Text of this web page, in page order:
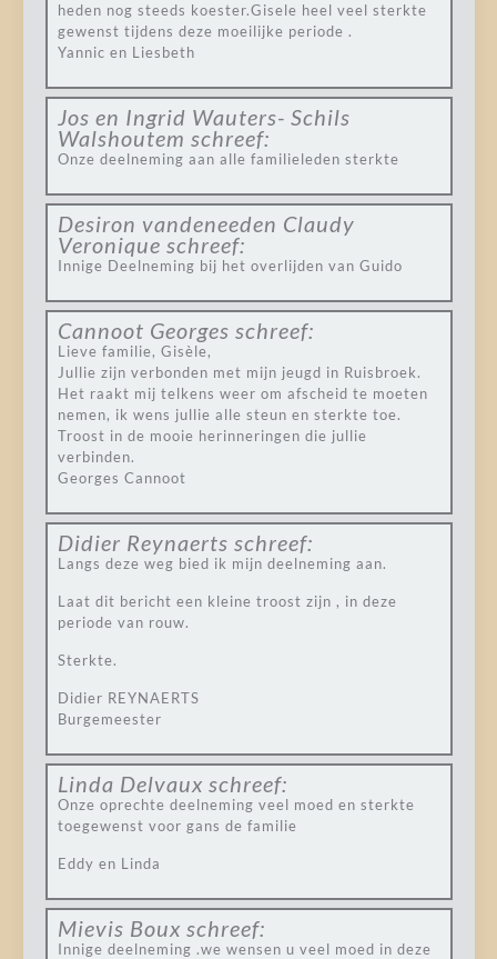
heden nog steeds koester.Gisele heel veel sterkte
gewenst tijdens deze moeilijke periode .
Yannic en Liesbeth
Jos en Ingrid Wauters- Schils
Walshoutem schreef:
Onze deelneming aan alle familieleden sterkte
Desiron vandeneeden Claudy
Veronique schreef:
Innige Deelneming bij het overlijden van Guido
Cannoot Georges schreef:
Lieve familie, Gisèle,
Jullie zijn verbonden met mijn jeugd in Ruisbroek.
Het raakt mij telkens weer om afscheid te moeten
nemen, ik wens jullie alle steun en sterkte toe.
Troost in de mooie herinneringen die jullie
verbinden.
Georges Cannoot
Didier Reynaerts schreef:
Langs deze weg bied ik mijn deelneming aan.
Laat dit bericht een kleine troost zijn , in deze
periode van rouw.
Sterkte.
Didier REYNAERTS
Burgemeester
Linda Delvaux schreef:
Onze oprechte deelneming veel moed en sterkte
toegewenst voor gans de familie
Eddy en Linda
Mievis Boux schreef:
Innige deelneming .we wensen u veel moed in deze